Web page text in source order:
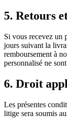
5. Retours
Si vous recevez un
jours suivant la
remboursement à
personnalisé ne
6. Droit
Les présentes
litige sera soumis